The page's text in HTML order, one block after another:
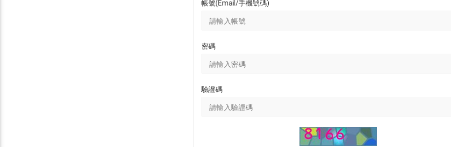
帳號(Email/手機號碼)
密碼
驗證碼